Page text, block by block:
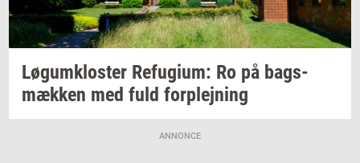
Løgum­klo­ster Re­fu­gi­um: Ro på bags­
mæk­ken med fuld for­plej­ning
ANNONCE